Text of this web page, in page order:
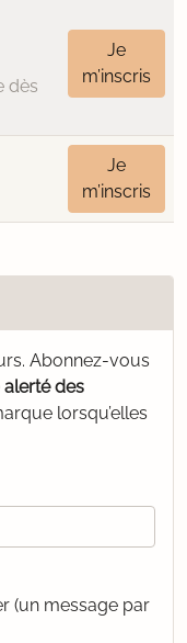
dès
Je
m’inscris
Je
m’inscris
Abonnez-vous
alerté des
lorsqu’elles
(un message par